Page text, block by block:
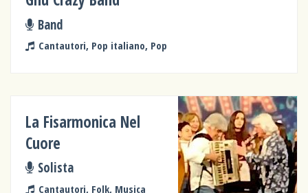
Band
Cantautori, Pop italiano, Pop
La Fisarmonica Nel
Cuore
Solista
Cantautori, Folk, Musica